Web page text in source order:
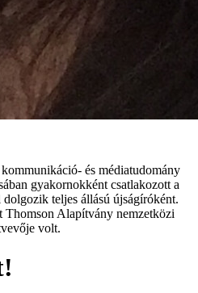
és médiatudomány
gyakornokként csatlakozott a
teljes állású újságíróként.
Thomson Alapítvány nemzetközi
volt.